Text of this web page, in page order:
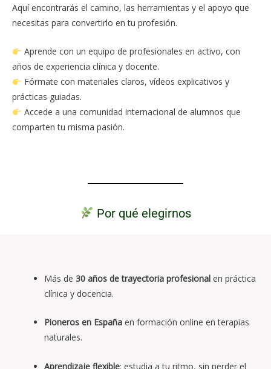
Aquí encontrarás el camino, las herramientas y el apoyo que
necesitas para convertirlo en tu profesión.
Aprende con un equipo de profesionales en activo, con
años de experiencia clínica y docente.
Fórmate con materiales claros, vídeos explicativos y
prácticas guiadas.
Accede a una comunidad internacional de alumnos que
comparten tu misma pasión.
Por qué elegirnos
Más de 30 años de trayectoria profesional en práctica
clínica y docencia.
Pioneros en España en formación online en terapias
naturales.
Aprendizaje flexible: estudia a tu ritmo, sin perder el